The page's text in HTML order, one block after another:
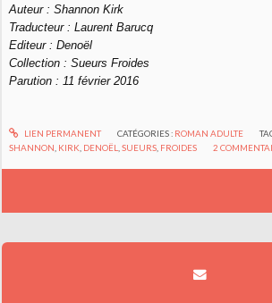
Auteur : Shannon Kirk
Traducteur : Laurent Barucq
Editeur : Denoël
Collection : Sueurs Froides
Parution : 11 février 2016
LIEN PERMANENT CATÉGORIES : ROMAN ADULTE
SHANNON KIRK DENOËL ,SUEURS FROIDES 2